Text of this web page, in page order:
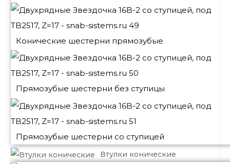
Конические шестерни прямозубые
Прямозубые шестерни без ступицы
Прямозубые шестерни со ступицей
Втулки конические